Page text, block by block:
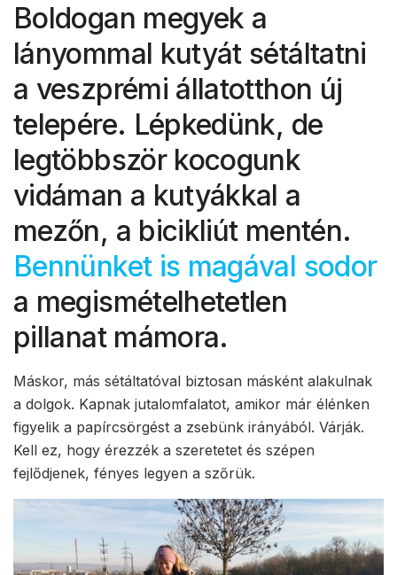
Boldogan megyek a
lányommal kutyát sétáltatni
a veszprémi állatotthon új
telepére. Lépkedünk, de
legtöbbször kocogunk
vidáman a kutyákkal a
mezőn, a bicikliút mentén.
Bennünket is magával sodor
a megismételhetetlen
pillanat mámora.
Máskor, más sétáltatóval biztosan másként alakulnak
a dolgok. Kapnak jutalomfalatot, amikor már élénken
figyelik a papírcsörgést a zsebünk irányából. Várják.
Kell ez, hogy érezzék a szeretetet és szépen
fejlődjenek, fényes legyen a szőrük.